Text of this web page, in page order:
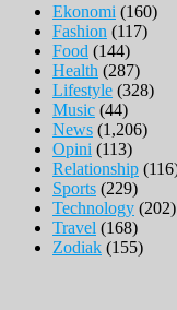
Ekonomi (160)
Fashion (117)
Food (144)
Health (287)
Lifestyle (328)
Music (44)
News (1,206)
Opini (113)
Relationship
Sports (229)
Technology (202)
Travel (168)
Zodiak (155)